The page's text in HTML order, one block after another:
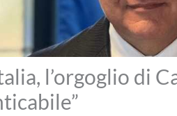
l’orgoglio di